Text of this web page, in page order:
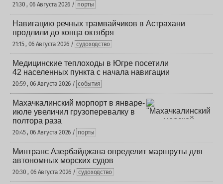
21:30 , 06 Августа 2026 / порты
Навигацию речных трамвайчиков в Астрахани
продлили до конца октября
21:15 , 06 Августа 2026 / судоходство
Медицинские теплоходы в Югре посетили
42 населенных пункта с начала навигации
20:59 , 06 Августа 2026 / события
Махачкалинский морпорт в январе-
июле увеличил грузоперевалку в
полтора раза
20:45 , 06 Августа 2026 / порты
Минтранс Азербайджана определит маршруты для
автономных морских судов
20:30 , 06 Августа 2026 / судоходство